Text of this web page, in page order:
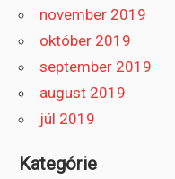
november 2019
október 2019
september 2019
august 2019
júl 2019
Kategórie